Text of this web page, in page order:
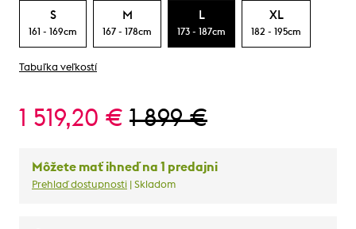
S
161 - 169cm
M
167 - 178cm
L
173 - 187cm
XL
182 - 195cm
Tabuľka veľkostí
1 519,20 € 1 899 €
Môžete mať ihneď na 1 predajni
Prehlaď dostupnosti | Skladom